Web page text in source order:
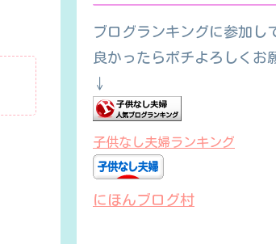
ブログランキングに参加し
良かったらポチよろしくお
↓
子供なし夫婦ランキング
にほんブログ村